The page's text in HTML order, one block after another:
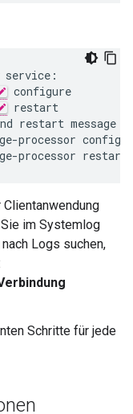
service:
configure
restart
restart message
processor
im Systemlog
Logs suchen,
Schritte für jede